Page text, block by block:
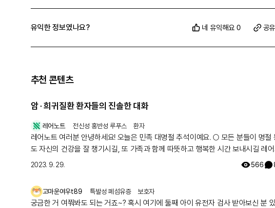
유익한 정보였나요? 네 유익해요 0 공
추천 콘텐츠
암 · 희귀질환 환자들의 진솔한 대화
레어노트 전신성 홍반성 루푸스 환자
레어노트 여러분 안녕하세요! 오늘은 민족 대명절 추석이예요. 🌕 모든 분들이 명절 동안에
도 자신의 건강을 잘 챙기시길, 또 가족과 함께 따뜻하고 행복한 시간 보내시길 레
2023. 9. 29. 566
고마운여우t89 특발성 폐섬유증 보호자
궁금한 거 여쭤봐도 되는 거죠~? 혹시 여기에 둘째 아이 유전자 검사 받아보신 분